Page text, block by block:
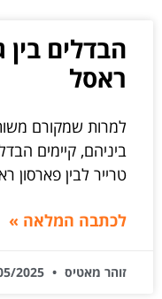
הבדלים
ראסל
למרות שמקורם
ביניהם, קיימים
טרייר לבין פארסון
לכתבה המלאה »
זוהר מאטיס